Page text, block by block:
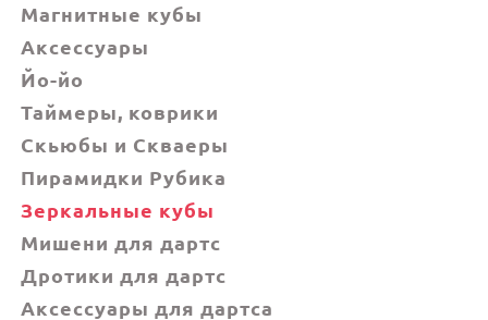
Магнитные кубы
Аксессуары
Йо-йо
Таймеры, коврики
Скьюбы и Скваеры
Пирамидки Рубика
Зеркальные кубы
Мишени для дартс
Дротики для дартс
Аксессуары для дартса